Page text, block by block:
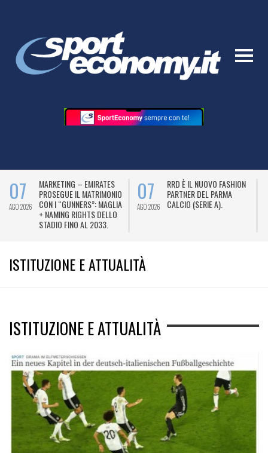
07
AGO 2026
MARKETING – EMIRATES
PROSEGUE IL MATRIMONIO
CON I “GUNNERS”: MAGLIA
+ NAMING RIGHTS DELLO
STADIO FINO AL 2033.
07
AGO 2026
RRD È IL NUOVO FASHION
PARTNER DEL PARMA
CALCIO (SERIE A).
ISTITUZIONE E ATTUALITÀ
ISTITUZIONE E ATTUALITÀ